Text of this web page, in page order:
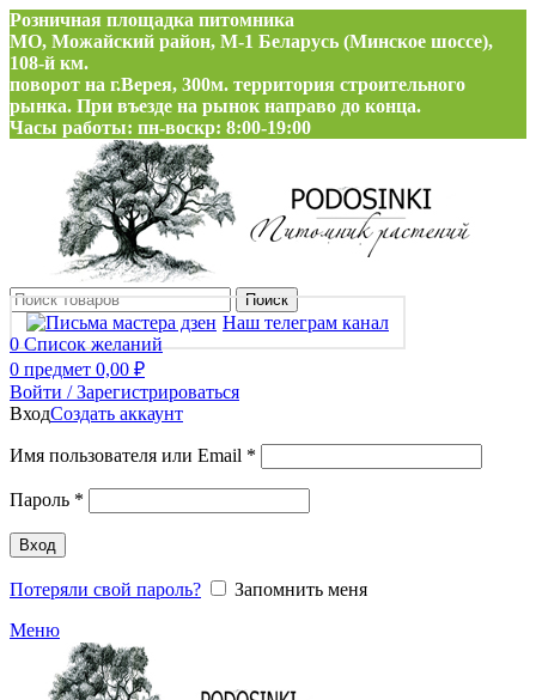
Розничная площадка питомника
МО, Можайский район, М-1 Беларусь (Минское шоссе),
108-й км.
поворот на г.Верея, 300м. территория строительного
рынка. При въезде на рынок направо до конца.
Часы работы: пн-воскр: 8:00-19:00
Поиск
Наш телеграм канал
0 Список желаний
0 предмет 0,00 ₽
Войти / Зарегистрироваться
ВходСоздать аккаунт
Имя пользователя или Email *
Пароль *
Вход
Потеряли свой пароль?
Запомнить меня
Меню